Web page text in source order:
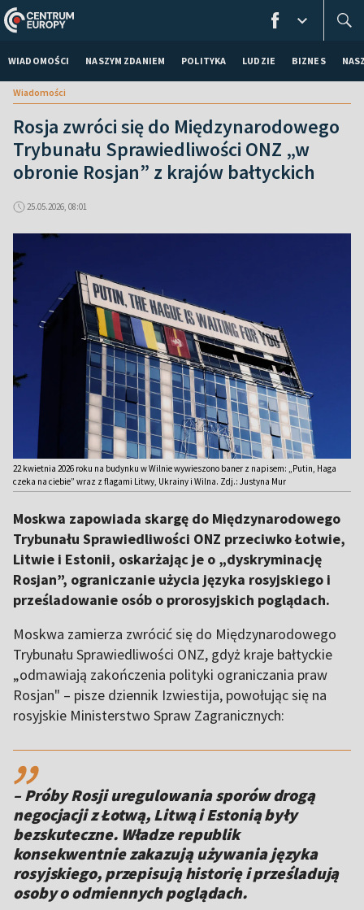
WIADOMOŚCI NASZYM ZDANIEM POLITYKA LUDZIE BIZNES
Wiadomości
Rosja zwróci się do Międzynarodowego
Trybunału Sprawiedliwości ONZ „w
obronie Rosjan” z krajów bałtyckich
25.05.2026, 08:01
22 kwietnia 2026 roku na budynku w Wilnie wywieszono baner z napisem: „Putin, Haga
czeka na ciebie” wraz z flagami Litwy, Ukrainy i Wilna. Zdj.: Justyna Mur
Moskwa zapowiada skargę do Międzynarodowego
Trybunału Sprawiedliwości ONZ przeciwko Łotwie,
Litwie i Estonii, oskarżając je o „dyskryminację
Rosjan”, ograniczanie użycia języka rosyjskiego i
prześladowanie osób o prorosyjskich poglądach.
Moskwa zamierza zwrócić się do Międzynarodowego
Trybunału Sprawiedliwości ONZ, gdyż kraje bałtyckie
„odmawiają zakończenia polityki ograniczania praw
Rosjan" – pisze dziennik Izwiestija, powołując się na
rosyjskie Ministerstwo Spraw Zagranicznych:
,,
– Próby Rosji uregulowania sporów drogą
negocjacji z Łotwą, Litwą i Estonią były
bezskuteczne. Władze republik
konsekwentnie zakazują używania języka
rosyjskiego, przepisują historię i prześladują
osoby o odmiennych poglądach.